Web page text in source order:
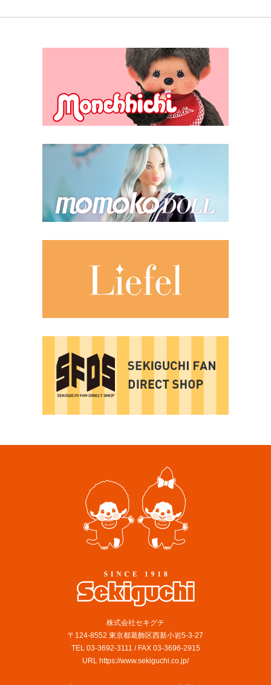
株式会社セキグチ
〒124-8552 東京都葛飾区西新小岩5-3-27
TEL 03-3692-3111 / FAX 03-3696-2915
URL https://www.sekiguchi.co.jp/